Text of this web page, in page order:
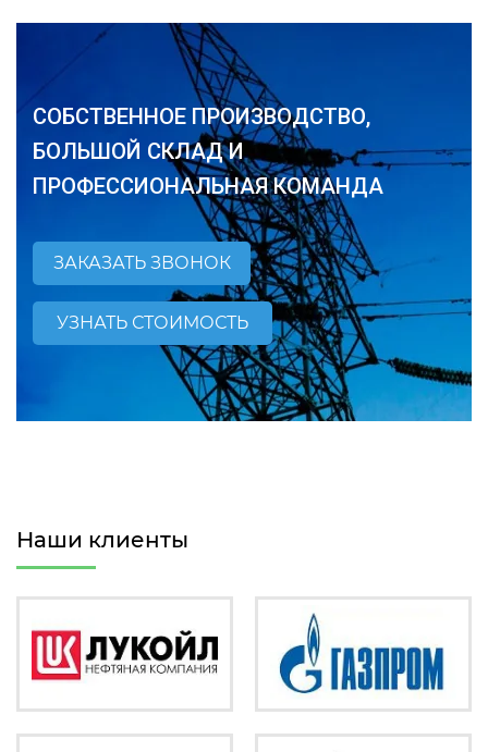
СОБСТВЕННОЕ ПРОИЗВОДСТВО,
БОЛЬШОЙ СКЛАД И
ПРОФЕССИОНАЛЬНАЯ КОМАНДА
ЗАКАЗАТЬ ЗВОНОК
УЗНАТЬ СТОИМОСТЬ
Наши клиенты